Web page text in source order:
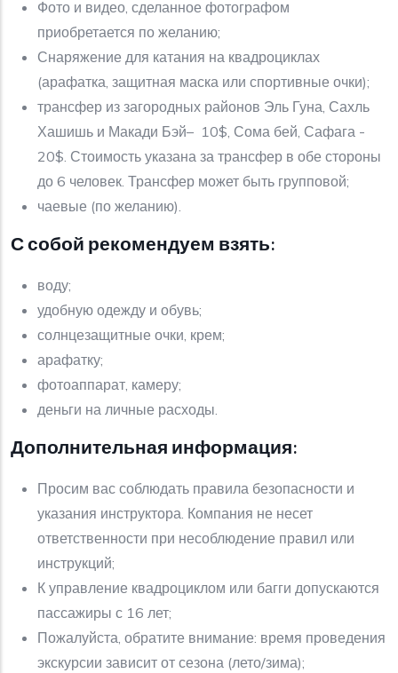
Фото и видео, сделанное фотографом
приобретается по желанию;
Снаряжение для катания на квадроциклах
(арафатка, защитная маска или спортивные очки);
трансфер из загородных районов Эль Гуна, Сахль
Хашишь и Макади Бэй– 10$, Сома бей, Сафага -
20$. Стоимость указана за трансфер в обе стороны
до 6 человек. Трансфер может быть групповой;
чаевые (по желанию).
С собой рекомендуем взять:
воду;
удобную одежду и обувь;
солнцезащитные очки, крем;
арафатку;
фотоаппарат, камеру;
деньги на личные расходы.
Дополнительная информация:
Просим вас соблюдать правила безопасности и
указания инструктора. Компания не несет
ответственности при несоблюдение правил или
инструкций;
К управление квадроциклом или багги допускаются
пассажиры с 16 лет;
Пожалуйста, обратите внимание: время проведения
экскурсии зависит от сезона (лето/зима);